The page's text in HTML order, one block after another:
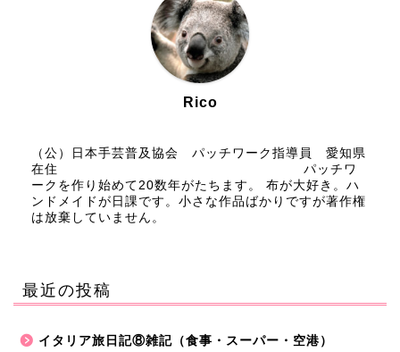
Rico
（公）日本手芸普及協会 パッチワーク指導員 愛知県
在住 パッチワ
ークを作り始めて20数年がたちます。 布が大好き。ハ
ンドメイドが日課です。小さな作品ばかりですが著作権
は放棄していません。
最近の投稿
イタリア旅日記⑧雑記（食事・スーパー・空港）